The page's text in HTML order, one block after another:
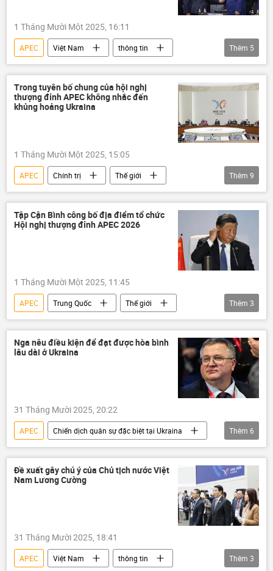
1 Tháng Mười Một 2025, 16:11
APEC Việt Nam
thông tin
Chính trị
Lương Cường
Tập Cận Bình
Trung Quốc
quan hệ quốc tế
Thêm 5
Trong tuyên bố chung của hội nghị
thượng đỉnh APEC không nhắc đến
khủng hoảng Ukraina
1 Tháng Mười Một 2025, 15:05
APEC Chính trị
Thế giới
Hàn Quốc
UAE
IMF
Lima
Hoa Kỳ
hợp tác
khủng hoảng
Cuộc khủng hoảng ở Ukraina
Thêm 9
Tập Cận Bình công bố địa điểm tổ chức
Hội nghị thượng đỉnh APEC 2026
1 Tháng Mười Một 2025, 11:45
APEC Trung Quốc
Thế giới
Hàn Quốc
Tập Cận Bình Kinh tế
Thêm 3
Nga nêu điều kiện để đạt được hòa bình
lâu dài ở Ukraina
31 Tháng Mười 2025, 20:22
APEC
Chiến dịch quân sự đặc biệt tại Ukraina
Nga
Ukraina
Cuộc khủng hoảng ở Ukraina
Thế giới
Chính trị
xung đột quân sự
Thêm 6
Đề xuất gây chú ý của Chủ tịch nước Việt
Nam Lương Cường
31 Tháng Mười 2025, 18:41
APEC Việt Nam
thông tin
Thêm 3